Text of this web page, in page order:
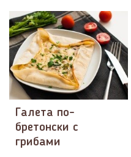
Галета по-
бретонски с
грибами